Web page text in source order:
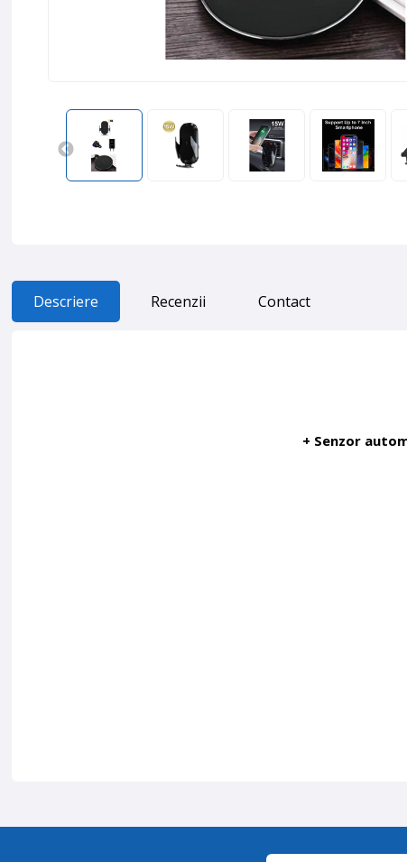
Descriere Recenzii Contact
+ Senzor